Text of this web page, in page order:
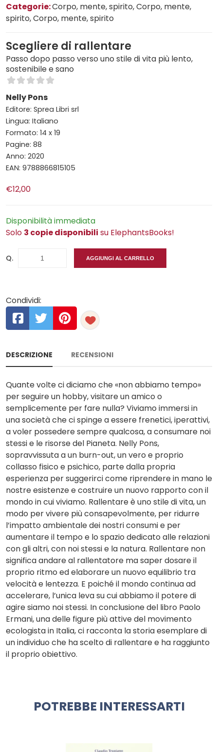
Categorie:Corpo, mente, spirito, Corpo, mente,
spirito, Corpo, mente, spirito
Scegliere di rallentare
Passo dopo passo verso uno stile di vita più lento,
sostenibile e sano
Nelly Pons
Editore: Sprea Libri srl
Lingua: Italiano
Formato: 14 x 19
Pagine: 88
Anno: 2020
EAN: 9788866815105
€12,00
Disponibilità immediata
Solo 3 copie disponibili su ElephantsBooks!
Q. AGGIUNGI AL CARRELLO
Condividi:
DESCRIZIONE RECENSIONI
Quante volte ci diciamo che «non abbiamo tempo»
per seguire un hobby, visitare un amico o
semplicemente per fare nulla? Viviamo immersi in
una società che ci spinge a essere frenetici, iperattivi,
a voler possedere sempre qualcosa, a consumare noi
stessi e le risorse del Pianeta. Nelly Pons,
sopravvissuta a un burn-out, un vero e proprio
collasso fisico e psichico, parte dalla propria
esperienza per suggerirci come riprendere in mano le
nostre esistenze e costruire un nuovo rapporto con il
mondo in cui viviamo. Rallentare è uno stile di vita, un
modo per vivere più consapevolmente, per ridurre
l’impatto ambientale dei nostri consumi e per
aumentare il tempo e lo spazio dedicato alle relazioni
con gli altri, con noi stessi e la natura. Rallentare non
significa andare al rallentatore ma saper dosare il
proprio ritmo ed elaborare un nuovo equilibrio tra
velocità e lentezza. E poiché il mondo continua ad
accelerare, l’unica leva su cui abbiamo il potere di
agire siamo noi stessi. In conclusione del libro Paolo
Ermani, una delle figure più attive del movimento
ecologista in Italia, ci racconta la storia esemplare di
un individuo che ha scelto di rallentare e ha raggiunto
il proprio obiettivo.
POTREBBE INTERESSARTI